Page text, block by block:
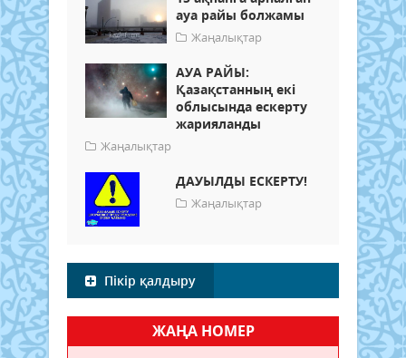
ауа райы болжамы
Жаңалықтар
АУА РАЙЫ:
Қазақстанның екі
облысында ескерту
жарияланды
Жаңалықтар
ДАУЫЛДЫ ЕСКЕРТУ!
Жаңалықтар
Пікір қалдыру
ЖАҢА НОМЕР